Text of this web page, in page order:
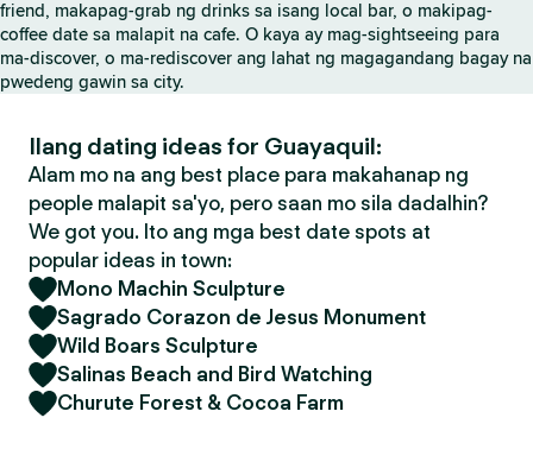
friend, makapag-grab ng drinks sa isang local bar, o makipag-
coffee date sa malapit na cafe. O kaya ay mag-sightseeing para
ma-discover, o ma-rediscover ang lahat ng magagandang bagay na
pwedeng gawin sa city.
Ilang dating ideas for Guayaquil:
Alam mo na ang best place para makahanap ng
people malapit sa'yo, pero saan mo sila dadalhin?
We got you. Ito ang mga best date spots at
popular ideas in town:
Mono Machin Sculpture
Sagrado Corazon de Jesus Monument
Wild Boars Sculpture
Salinas Beach and Bird Watching
Churute Forest & Cocoa Farm